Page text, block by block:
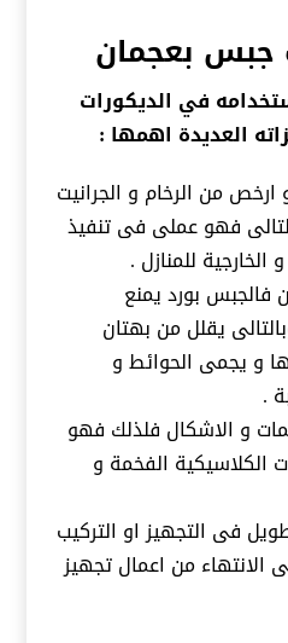
جبس بعجمان
في الديكورات
العديدة اهمها :
من الرخام و الجرانيت
فهو عملى فى تنفيذ
الخارجية للمنازل .
فالجبس بورد يمنع
يقلل من بهتان
و يجمى الحوائط و
.
و الاشكال فلذلك فهو
الكلاسيكية الفخمة و
فى التجهيز او التركيب
الانتهاء من اعمال تجهيز